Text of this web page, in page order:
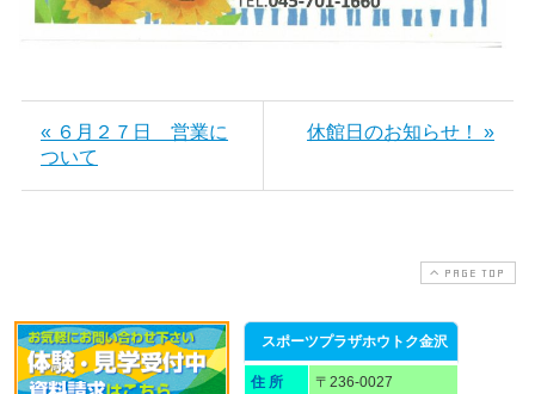
« ６月２７日 営業に
ついて
休館日のお知らせ！ »
PAGE TOP
スポーツプラザホウトク金沢
住 所
〒236-0027